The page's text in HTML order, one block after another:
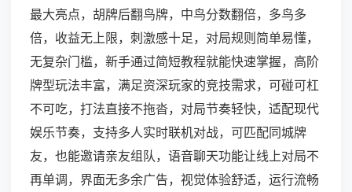
最大亮点，胡牌后翻鸟牌，中鸟分数翻倍，多鸟多
倍，收益无上限，刺激感十足，对局规则简单易懂，
无复杂门槛，新手通过简短教程就能快速掌握，高阶
牌型玩法丰富，满足资深玩家的竞技需求，可碰可杠
不可吃，打法直接不拖沓，对局节奏轻快，适配现代
娱乐节奏，支持多人实时联机对战，可匹配同城牌
友，也能邀请亲友组队，语音聊天功能让线上对局不
再单调，界面无多余广告，视觉体验舒适，运行流畅